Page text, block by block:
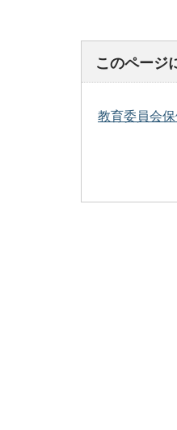
このページ
教育委員会